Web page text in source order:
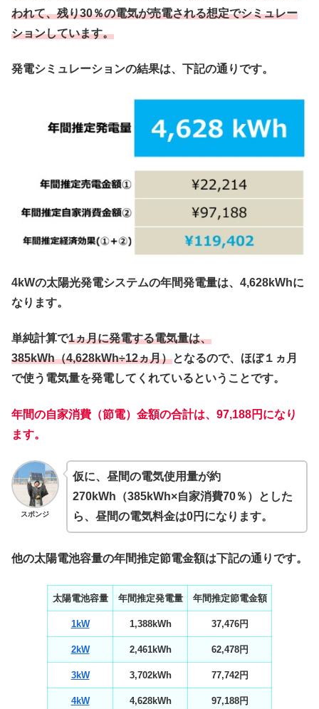
われて、残り30％の電気が売電される想定でシミュレー
ションしています。
発電シミュレーションの結果は、下記の通りです。
4kWの太陽光発電システムの年間発電量は、4,628kWhに
なります。
単純計算で1ヵ月に発電する電気量は、
385kWh（4,628kWh÷12ヵ月）となるので、ほぼ１ヵ月
で使う電気量を発電してくれているということです。
年間の自家消費（節電）金額の合計は、97,188円になり
ます。
スポンジ
仮に、昼間の電気使用量が約
270kWh（385kWh×自家消費70％）とした
ら、昼間の電気料金は0円になります。
他の太陽電池容量の年間推定節電金額は下記の通りです。
太陽電池容量 年間推定発電量 年間推定節電金額
1kW 1,388kWh 37,476円
2kW 2,461kWh 62,478円
3kW 3,702kWh 77,742円
4kW 4,628kWh 97,188円